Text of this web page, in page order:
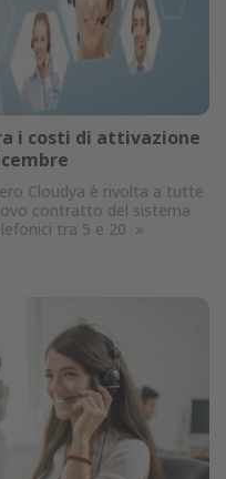
i costi di attivazione
Cloudya è rivolta a tutte
contratto del sistema
tra 5 e 20 »